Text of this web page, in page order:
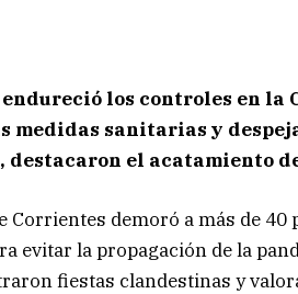
los controles en
medidas sanitarias y
destacaron el acatamiento
Corrientes demoró a más de
evitar la propagación de la
fiestas clandestinas y